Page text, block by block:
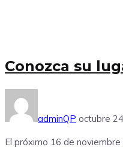
Conozca su
adminQP octubre
El próximo 16 de